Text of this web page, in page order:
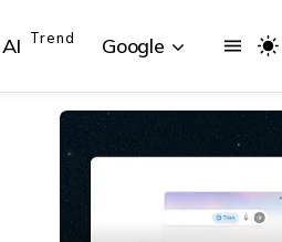
AI Trend Google